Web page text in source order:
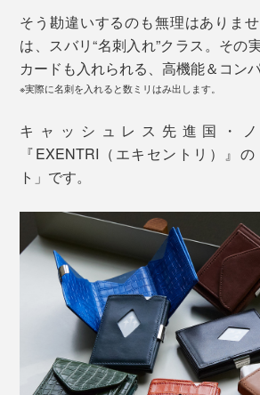
そう勘違いするのも無理はありま
は、スバリ“名刺入れ”クラス。その
カードも入れられる、高機能＆コン
※実際に名刺を入れると数ミリはみ出します。
キャッシュレス先進国・ノ
『EXENTRI（エキセントリ）』
ト」です。